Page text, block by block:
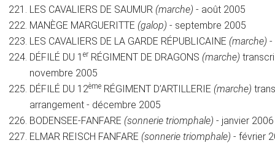
LES CAVALIERS DE SAUMUR (marche) - août 2005
MANÈGE MARGUERITTE (galop) - septembre 2005
LES CAVALIERS DE LA GARDE RÉPUBLICAINE (marche) -
DÉFILÉ DU 1 er RÉGIMENT DE DRAGONS (marche)
novembre 2005
DÉFILÉ DU 12ème RÉGIMENT D’ARTILLERIE (marche)
arrangement - décembre 2005
BODENSEE-FANFARE (sonnerie triomphale) - janvier 2006
ELMAR REISCH FANFARE (sonnerie triomphale) - février